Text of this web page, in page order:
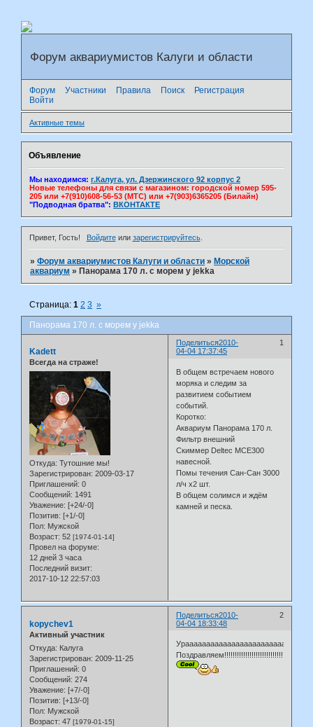
Форум аквариумистов Калуги и области
Форум Участники Правила Поиск
Регистрация
Войти
Активные темы
Объявление
Мы находимся: г.Калуга, ул. Дзержинского 92 корпус 2
Новые телефоны для связи с магазином: городской номер 595-
205 или +7(910)608-56-53 (МТС) или +7(903)6365205 (Билайн)
"Подводная братва": ВКОНТАКТЕ
Привет, Гость! Войдитеили зарегистрируйтесь.
»Форум аквариумистов Калуги и области » Морской
аквариум » Панорама 170 л. с морем у jekka
Панорама 170 л. с морем у jekka
Страница:1 2 3 »
Поделиться 1
2010-
04-04 17:37:45
Kadett
Всегда на страже!
Откуда: Тутошние мы!
Зарегистрирован: 2009-03-17
Приглашений: 0
Сообщений: 1491
Уважение: [+24/-0]
Позитив: [+1/-0]
Пол: Мужской
Возраст: 52 [1974-01-14]
Провел на форуме:
12 дней 3 часа
Последний визит:
2017-10-12 22:57:03
В общем встречаем нового
моряка и следим за
развитием событием
событий.
Коротко:
Аквариум Панорама 170 л.
Фильтр внешний
Скиммер Deltec MCE300
навесной.
Помы течения Сан-Сан 3000
л/ч х2 шт.
В общем солимся и ждём
камней и песка.
Поделиться 2
2010-
04-04 18:33:48
kopychev1
Активный участник
Откуда: Калуга
Зарегистрирован: 2009-11-25
Приглашений: 0
Сообщений: 274
Уважение: [+7/-0]
Позитив: [+13/-0]
Пол: Мужской
Возраст: 47 [1979-01-15]
Поздравляем!!!!!!!!!!!!!!!!!!!!!!!!!!!!!!!!